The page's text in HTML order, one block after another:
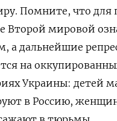
Помните, что
Второй мировой
а дальнейшие
на
Украины: детей
в Россию,